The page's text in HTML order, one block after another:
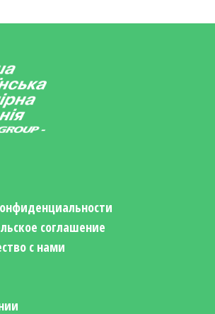
соглашение
с нами